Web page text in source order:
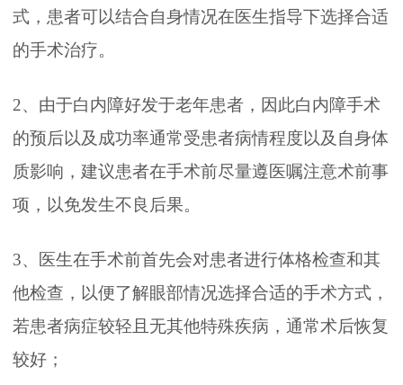
式，患者可以结合自身情况在医生指导下选择合适
的手术治疗。
2、由于白内障好发于老年患者，因此白内障手术
的预后以及成功率通常受患者病情程度以及自身体
质影响，建议患者在手术前尽量遵医嘱注意术前事
项，以免发生不良后果。
3、医生在手术前首先会对患者进行体格检查和其
他检查，以便了解眼部情况选择合适的手术方式，
若患者病症较轻且无其他特殊疾病，通常术后恢复
较好；